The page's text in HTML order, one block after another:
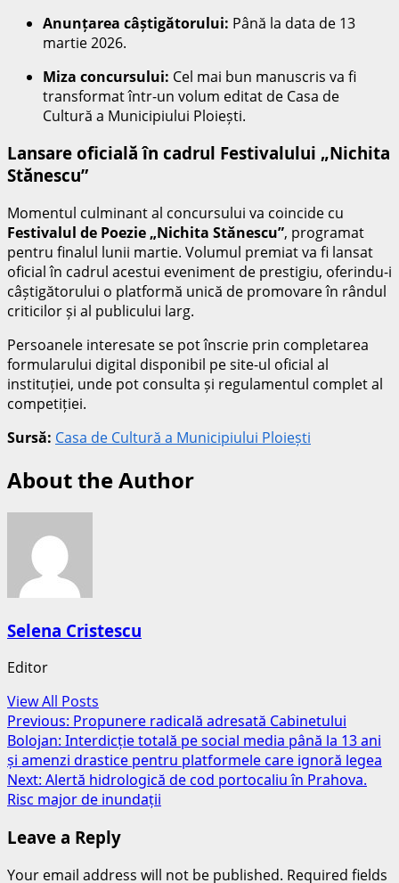
Anunțarea câștigătorului: Până la data de 13
martie 2026.
Miza concursului: Cel mai bun manuscris va fi
transformat într-un volum editat de Casa de
Cultură a Municipiului Ploiești.
Lansare oficială în cadrul Festivalului „Nichita
Stănescu”
Momentul culminant al concursului va coincide cu
Festivalul de Poezie „Nichita Stănescu”, programat
pentru finalul lunii martie. Volumul premiat va fi lansat
oficial în cadrul acestui eveniment de prestigiu, oferindu-i
câștigătorului o platformă unică de promovare în rândul
criticilor și al publicului larg.
Persoanele interesate se pot înscrie prin completarea
formularului digital disponibil pe site-ul oficial al
instituției, unde pot consulta și regulamentul complet al
competiției.
Sursă: Casa de Cultură a Municipiului Ploiești
About the Author
Selena Cristescu
Editor
View All Posts
Post
navigation
Previous: Propunere radicală adresată Cabinetului
Bolojan: Interdicție totală pe social media până la 13 ani
și amenzi drastice pentru platformele care ignoră legea
Next: Alertă hidrologică de cod portocaliu în Prahova.
Risc major de inundații
Leave a Reply
Your email address will not be published. Required fields